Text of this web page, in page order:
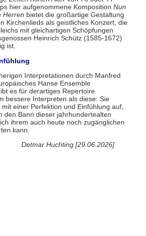
hier aufgenommene Komposition Nun
Herren bietet die großartige Gestaltung
Kirchenlieds als geistliches Konzert, die
mit gleichartigen Schöpfungen
Heinrich Schütz (1585-1672)
ist.
Interpretationen durch Manfred
Hanse Ensemble
es für derartiges Repertoire
bessere In­terpreten als diese: Sie
einer Perfektion und Einfühlung auf,
den Bann dieser jahrhundertealten
ihrem auch heute noch zu­gänglichen
kann.
Detmar Huchting [29.06.2026]